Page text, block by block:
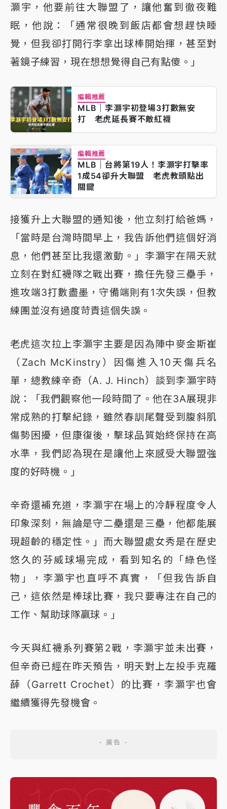
灝宇，他要前往大聯盟了，讓他奮到徹夜難
眠，他說：「通常很晚到飯店都會想趕快睡
覺，但我卻打開行李拿出球棒開始揮，甚至對
著鏡子練習，現在想想覺得自己有點傻。」
編輯推薦
MLB｜李灝宇初登場3打數無安
打 老虎延長賽不敵紅襪
編輯推薦
MLB｜台將第19人！李灝宇打擊率
1成54卻升大聯盟 老虎教頭點出
關鍵
接獲升上大聯盟的通知後，他立刻打給爸媽，
「當時是台灣時間早上，我告訴他們這個好消
息，他們甚至比我還激動。」李灝宇在隔天就
立刻在對紅襪隊之戰出賽，擔任先發三壘手，
進攻端3打數盡墨，守備端則有1次失誤，但教
練團並沒有過度苛責這個失誤。
老虎這次拉上李灝宇主要是因為陣中麥金斯崔
（Zach McKinstry）因傷進入10天傷兵名
單，總教練辛奇（A. J. Hinch）談到李灝宇時
說：「我們觀察他一段時間了。他在3A展現非
常成熟的打擊紀錄，雖然春訓尾聲受到腹斜肌
傷勢困擾，但康復後，擊球品質始終保持在高
水準，我們認為現在是讓他上來感受大聯盟強
度的好時機。」
辛奇還補充道，李灝宇在場上的冷靜程度令人
印象深刻，無論是守二壘還是三壘，他都能展
現超齡的穩定性。」而大聯盟處女秀是在歷史
悠久的芬威球場完成，看到知名的「綠色怪
物」，李灝宇也直呼不真實，「但我告訴自
己，這依然是棒球比賽，我只要專注在自己的
工作、幫助球隊贏球。」
今天與紅襪系列賽第2戰，李灝宇並未出賽，
但辛奇已經在昨天預告，明天對上左投手克羅
薛（Garrett Crochet）的比賽，李灝宇也會
繼續獲得先發機會。